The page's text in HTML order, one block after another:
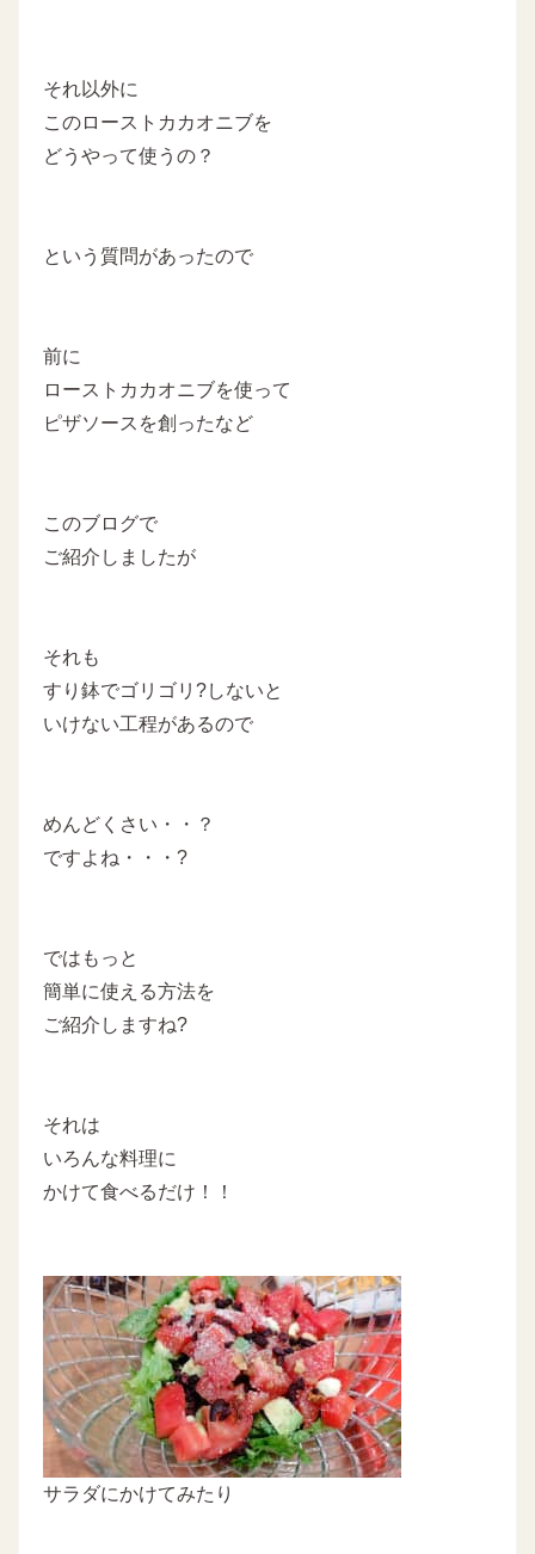
それ以外に
このローストカカオニブを
どうやって使うの？
という質問があったので
前に
ローストカカオニブを使って
ピザソースを創ったなど
このブログで
ご紹介しましたが
それも
すり鉢でゴリゴリ?しないと
いけない工程があるので
めんどくさい・・？
ですよね・・・?
ではもっと
簡単に使える方法を
ご紹介しますね?
それは
いろんな料理に
かけて食べるだけ！！
サラダにかけてみたり